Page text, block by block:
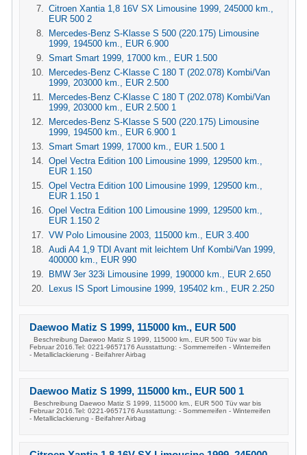
Citroen Xantia 1,8 16V SX Limousine 1999, 245000 km.,
EUR 500 2
Mercedes-Benz S-Klasse S 500 (220.175) Limousine
1999, 194500 km., EUR 6.900
Smart Smart 1999, 17000 km., EUR 1.500
Mercedes-Benz C-Klasse C 180 T (202.078) Kombi/Van
1999, 203000 km., EUR 2.500
Mercedes-Benz C-Klasse C 180 T (202.078) Kombi/Van
1999, 203000 km., EUR 2.500 1
Mercedes-Benz S-Klasse S 500 (220.175) Limousine
1999, 194500 km., EUR 6.900 1
Smart Smart 1999, 17000 km., EUR 1.500 1
Opel Vectra Edition 100 Limousine 1999, 129500 km.,
EUR 1.150
Opel Vectra Edition 100 Limousine 1999, 129500 km.,
EUR 1.150 1
Opel Vectra Edition 100 Limousine 1999, 129500 km.,
EUR 1.150 2
VW Polo Limousine 2003, 115000 km., EUR 3.400
Audi A4 1,9 TDI Avant mit leichtem Unf Kombi/Van 1999,
400000 km., EUR 990
BMW 3er 323i Limousine 1999, 190000 km., EUR 2.650
Lexus IS Sport Limousine 1999, 195402 km., EUR 2.250
Daewoo Matiz S 1999, 115000 km., EUR 500
Beschreibung Daewoo Matiz S 1999, 115000 km., EUR 500 Tüv war bis
Februar 2016.Tel: 0221-9657176 Ausstattung: - Sommerreifen - Winterreifen
- Metalliclackierung - Beifahrer Airbag
Daewoo Matiz S 1999, 115000 km., EUR 500 1
Beschreibung Daewoo Matiz S 1999, 115000 km., EUR 500 Tüv war bis
Februar 2016.Tel: 0221-9657176 Ausstattung: - Sommerreifen - Winterreifen
- Metalliclackierung - Beifahrer Airbag